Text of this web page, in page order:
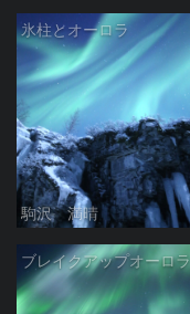
氷柱とオーロラ
駒沢 満晴
ブレイクアップオーロラ